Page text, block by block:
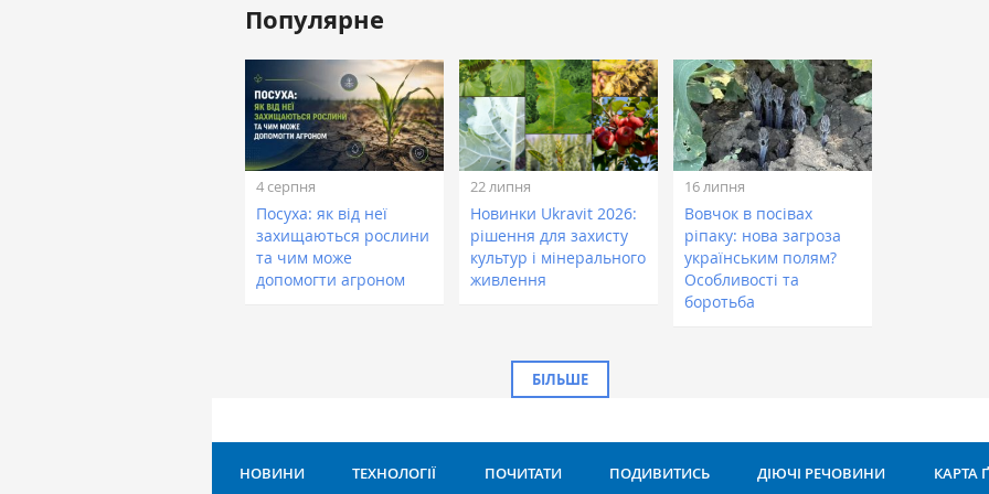
Популярне
4 серпня
Посуха: як від неї
захищаються рослини
та чим може
допомогти агроном
22 липня
Новинки Ukravit 2026:
рішення для захисту
культур і мінерального
живлення
16 липня
Вовчок в посівах
ріпаку: нова загроза
українським полям?
Особливості та
боротьба
БІЛЬШЕ
НОВИНИ ТЕХНОЛОГІЇ ПОЧИТАТИ ПОДИВИТИСЬ ДІЮЧІ РЕЧОВИНИ КАРТА